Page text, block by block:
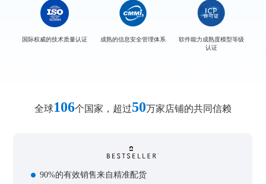
国际权威的技术质量认证 成熟的信息安全管理体系
软件能力成熟度模型等级
认证
全球106个国家，超过50万家店铺的共同信赖
90%的有效销售来自精准配货